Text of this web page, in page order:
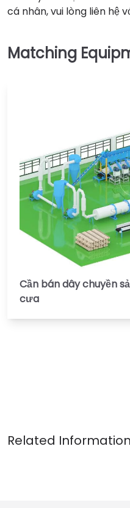
cá nhân, vui lòng liên hệ
Cần bán dây chuyền
cưa